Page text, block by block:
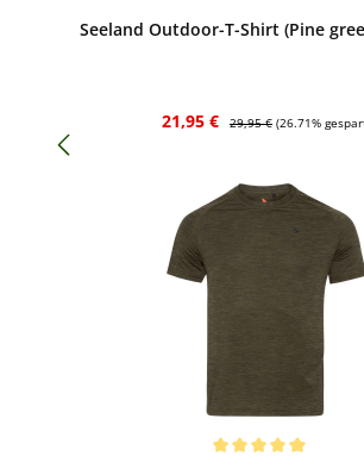
Seeland Outdoor-T-Shirt (Pine
Verkaufspreis:
21,95 € Regulärer Preis:
29,95 € (26.71%